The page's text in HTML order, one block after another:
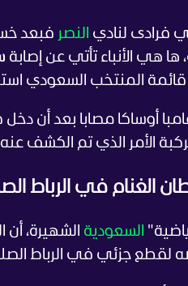
فرادى لنادي النصر
هي الأنباء تأتي عن إصابة
المنتخب السعودي
الأمر الذي تم الكشف عنه
الغنام في الرباط
السعودية الشهيرة،
لقطع جزئي في الرباط